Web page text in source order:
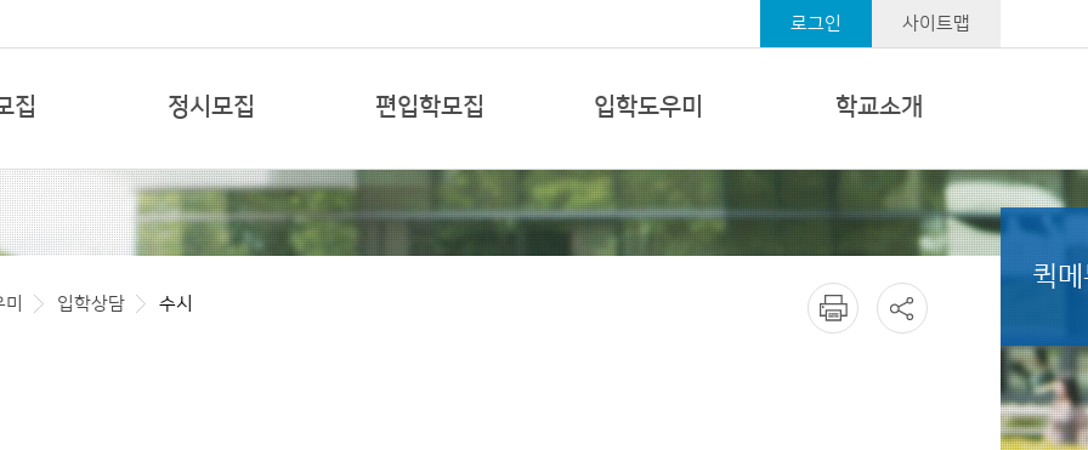
로그인 사이트맵
집 정시모집 편입학모집 입학도우미 학교소개
입학상담 수시
퀵